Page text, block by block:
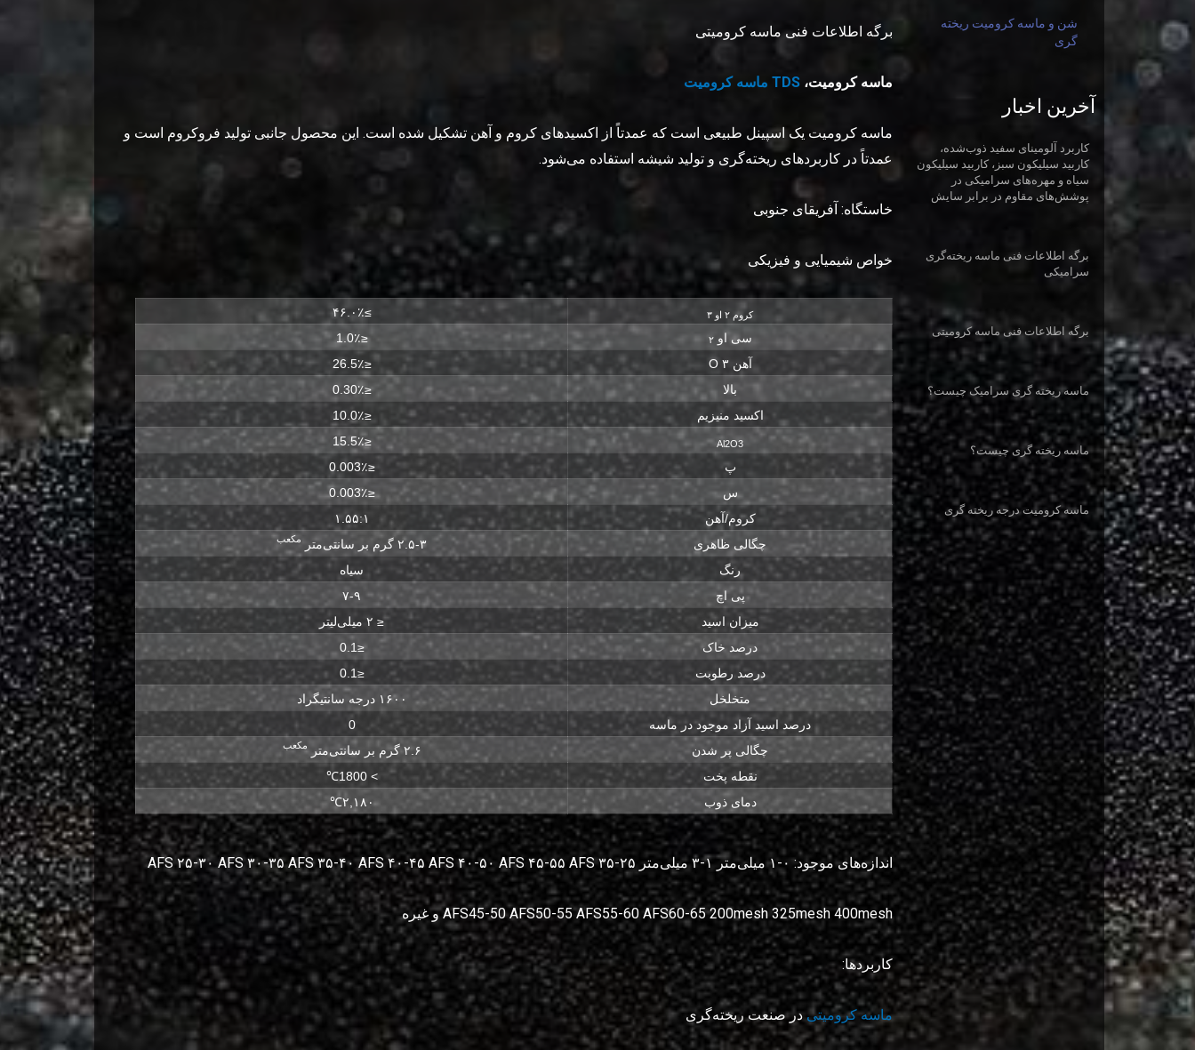
شن و ماسه کرومیت ریخته
گری
آخرین اخبار
کاربرد آلومینای سفید ذوب‌شده،
کاربید سیلیکون سبز، کاربید سیلیکون
سیاه و مهره‌های سرامیکی در
پوشش‌های مقاوم در برابر سایش
برگه اطلاعات فنی ماسه ریخته‌گری
سرامیکی
برگه اطلاعات فنی ماسه کرومیتی
ماسه ریخته گری سرامیک چیست؟
ماسه ریخته گری چیست؟
ماسه کرومیت درجه ریخته گری
برگه اطلاعات فنی ماسه کرومیتی
ماسه کرومیت، TDS ماسه کرومیت
ماسه کرومیت یک اسپینل طبیعی است که عمدتاً از اکسیدهای کروم و آهن تشکیل شده است. این محصول جانبی تولید فروکروم است و
عمدتاً در کاربردهای ریخته‌گری و تولید شیشه استفاده می‌شود.
خاستگاه: آفریقای جنوبی
خواص شیمیایی و فیزیکی
کروم ۲ او ۳
≥۴۶.۰٪
سی او۲
≤1.0٪
آهن ۳ O
≤26.5٪
بالا
≤0.30٪
اکسید منیزیم
≤10.0٪
Al2O3
≤15.5٪
پ
≤0.003٪
س
≤0.003٪
کروم/آهن
۱.۵۵:۱
چگالی ظاهری
۲.۵-۳ گرم بر سانتی‌متر مکعب
رنگ
سیاه
پی اچ
۷-۹
میزان اسید
≤ ۲ میلی‌لیتر
درصد خاک
≤0.1
درصد رطوبت
≤0.1
متخلخل
۱۶۰۰ درجه سانتیگراد
درصد اسید آزاد موجود در ماسه
0
چگالی پر شدن
۲.۶ گرم بر سانتی‌متر مکعب
نقطه پخت
> 1800℃
دمای ذوب
۲,۱۸۰℃
اندازه‌های موجود: ۰-۱ میلی‌متر ۱-۳ میلی‌متر ۲۵-۳۵ AFS ۲۵-۳۰ AFS ۳۰-۳۵ AFS ۳۵-۴۰ AFS ۴۰-۴۵ AFS ۴۰-۵۰ AFS ۴۵-۵۵ AFS
AFS45-50 AFS50-55 AFS55-60 AFS60-65 200mesh 325mesh 400mesh و غیره
کاربردها:
ماسه کرومیتیدر صنعت ریخته‌گری